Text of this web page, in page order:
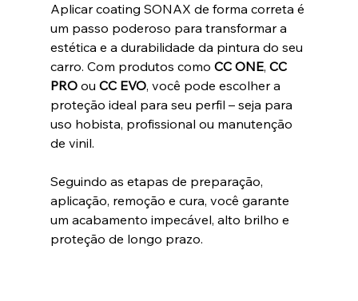
Aplicar coating SONAX de forma correta é
um passo poderoso para transformar a
estética e a durabilidade da pintura do seu
carro. Com produtos como CC ONE, CC
PRO ou CC EVO, você pode escolher a
proteção ideal para seu perfil – seja para
uso hobista, profissional ou manutenção
de vinil.
Seguindo as etapas de preparação,
aplicação, remoção e cura, você garante
um acabamento impecável, alto brilho e
proteção de longo prazo.